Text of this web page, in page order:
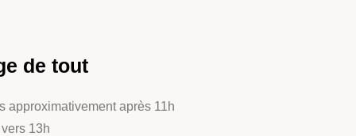
de tout
approximativement après 11h
13h